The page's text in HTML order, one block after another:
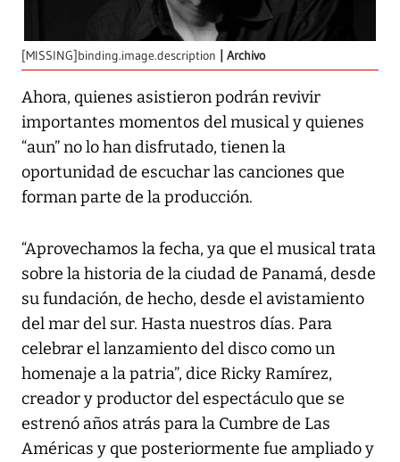
[MISSING]binding.image.description Archivo
Ahora, quienes asistieron podrán revivir
importantes momentos del musical y quienes
“aun” no lo han disfrutado, tienen la
oportunidad de escuchar las canciones que
forman parte de la producción.
“Aprovechamos la fecha, ya que el musical trata
sobre la historia de la ciudad de Panamá, desde
su fundación, de hecho, desde el avistamiento
del mar del sur. Hasta nuestros días. Para
celebrar el lanzamiento del disco como un
homenaje a la patria”, dice Ricky Ramírez,
creador y productor del espectáculo que se
estrenó años atrás para la Cumbre de Las
Américas y que posteriormente fue ampliado y